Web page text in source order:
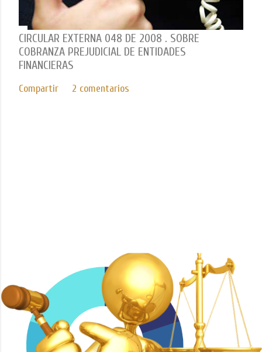
CIRCULAR EXTERNA 048 DE 2008 . SOBRE
COBRANZA PREJUDICIAL DE ENTIDADES
FINANCIERAS
Compartir 2 comentarios